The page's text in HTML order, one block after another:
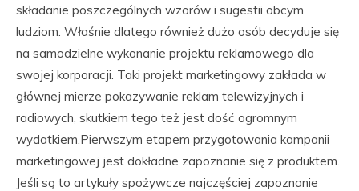
składanie poszczególnych wzorów i sugestii obcym
ludziom. Właśnie dlatego również dużo osób decyduje się
na samodzielne wykonanie projektu reklamowego dla
swojej korporacji. Taki projekt marketingowy zakłada w
głównej mierze pokazywanie reklam telewizyjnych i
radiowych, skutkiem tego też jest dość ogromnym
wydatkiem.Pierwszym etapem przygotowania kampanii
marketingowej jest dokładne zapoznanie się z produktem.
Jeśli są to artykuły spożywcze najczęściej zapoznanie